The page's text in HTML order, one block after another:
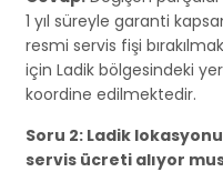
1 yıl süreyle garanti
resmi servis fişi
için Ladik bölgesindeki
koordine edilmektedir.
Soru 2: Ladik
servis ücreti alıyor